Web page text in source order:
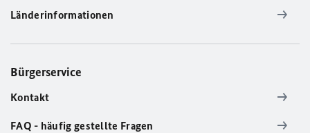
Länderinformationen
Bürgerservice
Kontakt
FAQ - häufig gestellte Fragen